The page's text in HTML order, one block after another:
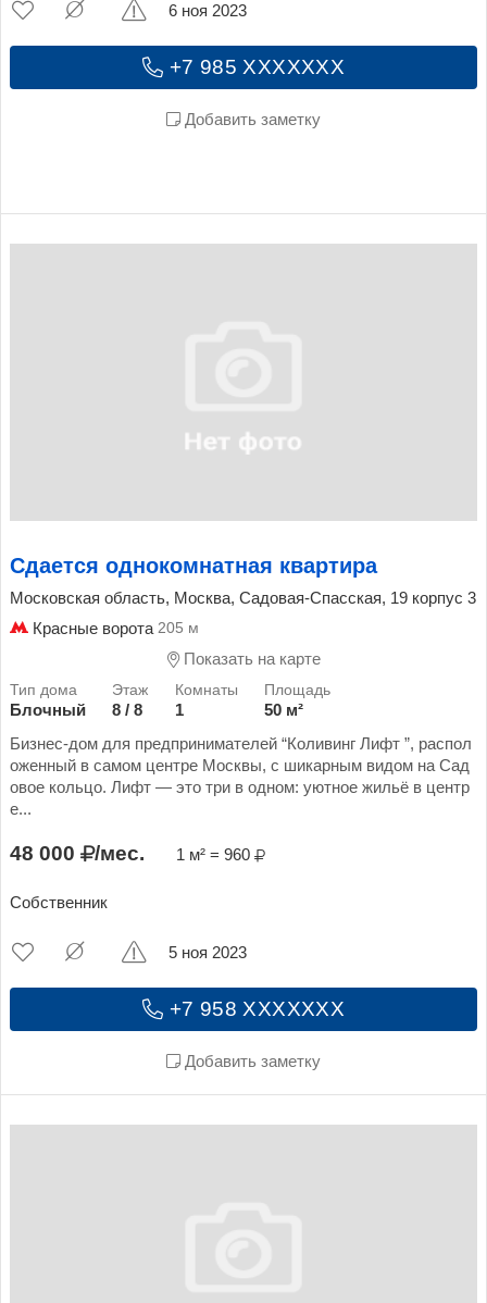
+7 985 XXXXXXX
Добавить заметку
6 ноя 2023
Сдается однокомнатная квартира
Московская область, Москва, Садовая-Спасская, 19 корпус 3
Красные ворота 205 м
Показать на карте
Блочный 8 / 8 1
50 м²
Бизнес-дом для предпринимателей “Коливинг Лифт ”, распол
оженный в самом центре Москвы, с шикарным видом на Сад
овое кольцо. Лифт — это три в одном: уютное жильё в центр
е...
48 000 /мес. 1 м² = 960
Собственник
+7 958 XXXXXXX
Добавить заметку
5 ноя 2023